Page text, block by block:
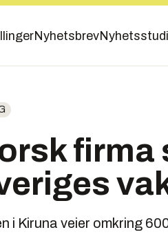
Nyhetsbrev
firma
i Kiruna veier omkring